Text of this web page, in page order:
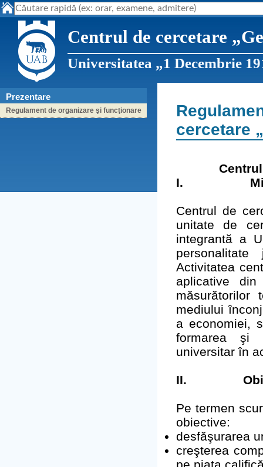
Centrul de cercetare
Universitatea „1 Decembrie
Prezentare
Regulament de organizare şi funcţionare
cercetare
I.
Centrul de
unitate de
integrantă a
Activitatea
aplicative
măsurătorilor
mediului
a economiei,
formarea şi
universitar în
II.
Pe termen
obiective:
desfăşurarea
creşterea